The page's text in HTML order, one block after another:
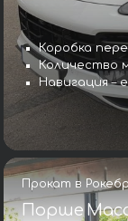
Коробка
Количество
Навигация –
Прокат в
Порше